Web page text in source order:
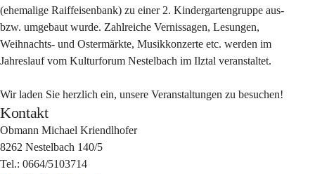
(ehemalige Raiffeisenbank) zu einer 2. Kindergartengruppe aus-
bzw. umgebaut wurde. Zahlreiche Vernissagen, Lesungen,
Weihnachts- und Ostermärkte, Musikkonzerte etc. werden im
Jahreslauf vom Kulturforum Nestelbach im Ilztal veranstaltet.
Wir laden Sie herzlich ein, unsere Veranstaltungen zu besuchen!
Kontakt
Obmann Michael Kriendlhofer
8262 Nestelbach 140/5
Tel.: 0664/5103714